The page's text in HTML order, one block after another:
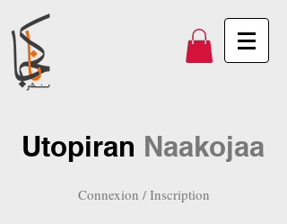
Utopiran Naakojaa
Connexion / Inscription